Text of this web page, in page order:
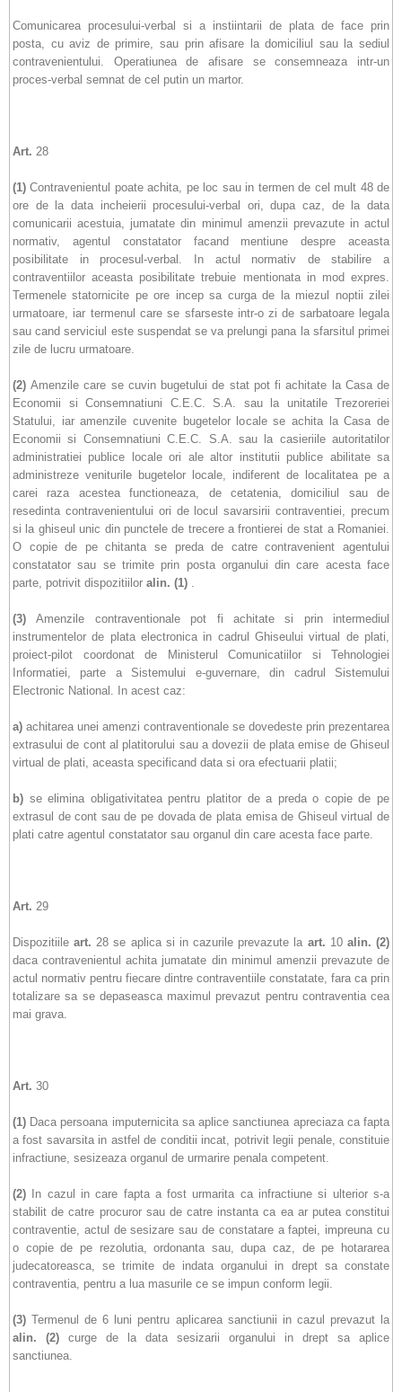
Comunicarea procesului-verbal si a instiintarii de plata de face prin
posta, cu aviz de primire, sau prin afisare la domiciliul sau la sediul
contravenientului. Operatiunea de afisare se consemneaza intr-un
proces-verbal semnat de cel putin un martor.
Art. 28
(1)Contravenientul poate achita, pe loc sau in termen de cel mult 48 de
ore de la data incheierii procesului-verbal ori, dupa caz, de la data
comunicarii acestuia, jumatate din minimul amenzii prevazute in actul
normativ, agentul constatator facand mentiune despre aceasta
posibilitate in procesul-verbal. In actul normativ de stabilire a
contraventiilor aceasta posibilitate trebuie mentionata in mod expres.
Termenele statornicite pe ore incep sa curga de la miezul noptii zilei
urmatoare, iar termenul care se sfarseste intr-o zi de sarbatoare legala
sau cand serviciul este suspendat se va prelungi pana la sfarsitul primei
zile de lucru urmatoare.
(2)Amenzile care se cuvin bugetului de stat pot fi achitate la Casa de
Economii si Consemnatiuni
C.E.C.
S.A. sau la unitatile Trezoreriei
Statului, iar amenzile cuvenite bugetelor locale se achita la Casa de
Economii si Consemnatiuni C.E.C.
S.A. sau la casieriile autoritatilor
administratiei publice locale ori ale altor institutii publice abilitate sa
administreze veniturile bugetelor locale, indiferent de localitatea pe a
carei raza acestea functioneaza, de cetatenia, domiciliul sau de
resedinta contravenientului ori de locul savarsirii contraventiei, precum
si la ghiseul unic din punctele de trecere a frontierei de stat a Romaniei.
O copie de pe chitanta se preda de catre contravenient agentului
constatator sau se trimite prin posta organului din care acesta face
parte, potrivit dispozitiilor alin. (1) .
(3)Amenzile contraventionale pot fi achitate si prin intermediul
instrumentelor de plata electronica in cadrul Ghiseului virtual de plati,
proiect-pilot coordonat de Ministerul Comunicatiilor si Tehnologiei
Informatiei, parte a Sistemului e-guvernare, din cadrul Sistemului
Electronic National. In acest caz:
a) achitarea unei amenzi contraventionale se dovedeste prin prezentarea
extrasului de cont al platitorului sau a dovezii de plata emise de Ghiseul
virtual de plati, aceasta specificand data si ora efectuarii platii;
b) se elimina obligativitatea pentru platitor de a preda o copie de pe
extrasul de cont sau de pe dovada de plata emisa de Ghiseul virtual de
plati catre agentul constatator sau organul din care acesta face parte.
Art. 29
Dispozitiileart. 28 se aplica si in cazurile prevazute la art. 10 alin. (2)
daca contravenientul achita jumatate din minimul amenzii prevazute de
actul normativ pentru fiecare dintre contraventiile constatate, fara ca prin
totalizare sa se depaseasca maximul prevazut pentru contraventia cea
mai grava.
Art. 30
(1) Daca persoana imputernicita sa aplice sanctiunea apreciaza ca fapta
a fost savarsita in astfel de conditii incat, potrivit legii penale, constituie
infractiune, sesizeaza organul de urmarire penala competent.
(2)
In cazul in care fapta a fost urmarita ca infractiune si ulterior s-a
stabilit de catre procuror sau de catre instanta ca ea ar putea constitui
contraventie, actul de sesizare sau de constatare a faptei, impreuna cu
o copie de pe rezolutia, ordonanta sau, dupa caz, de pe hotararea
judecatoreasca, se trimite de indata organului in drept sa constate
contraventia, pentru a lua masurile ce se impun conform legii.
(3)Termenul de 6 luni pentru aplicarea sanctiunii in cazul prevazut la
alin.
(2) curge de la data sesizarii organului in drept sa aplice
sanctiunea.